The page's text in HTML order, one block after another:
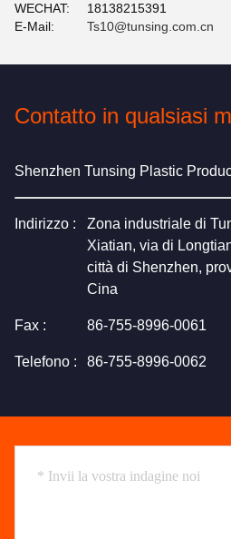
WECHAT:
18138215391
E-Mail:
Ts10@tunsing.com.cn
Contatto in qualsiasi
Shenzhen Tunsing Plastic
Indirizzo :
Zona industriale di
Xiatian, via di
città di Shenzhen,
Cina
Fax : 86-755-8996-0061
Telefono : 86-755-8996-0062